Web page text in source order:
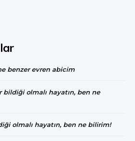
benzer evren abicim
bildiği olmalı hayatın, ben ne
olmalı hayatın, ben ne bilirim!